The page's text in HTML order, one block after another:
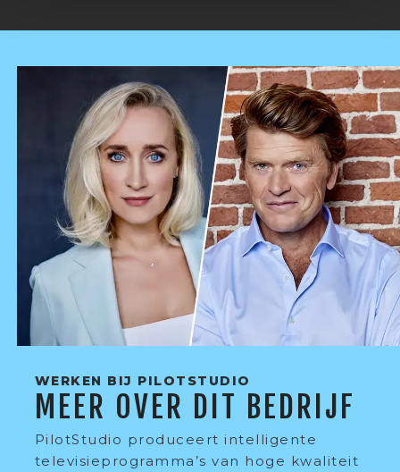
WERKEN BIJ PILOTSTUDIO
MEER OVER DIT BEDRIJF
PilotStudio produceert intelligente
televisieprogramma’s van hoge kwaliteit